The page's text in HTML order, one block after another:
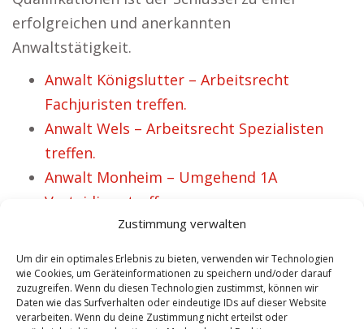
Zustimmung verwalten
Um dir ein optimales Erlebnis zu bieten, verwenden wir Technologien
wie Cookies, um Geräteinformationen zu speichern und/oder darauf
zuzugreifen. Wenn du diesen Technologien zustimmst, können wir
Daten wie das Surfverhalten oder eindeutige IDs auf dieser Website
verarbeiten. Wenn du deine Zustimmung nicht erteilst oder
erfolgreichen und anerkannten
Anwaltstätigkeit.
Anwalt Königslutter – Arbeitsrecht
Fachjuristen treffen.
Anwalt Wels – Arbeitsrecht Spezialisten
treffen.
Anwalt Monheim – Umgehend 1A
Verteidiger treffen.
Anwalt Lauterecken – Fachanwälte bzgl.
Strafrecht.
Anwalt Tegernsee – Rechtsfragen zum
Thema Strafrecht.
Anwalt Eschenbach – Strafrecht Profis